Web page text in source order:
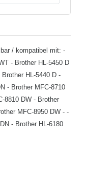
/ kompatibel mit: -
- Brother HL-5450 D
HL-5440 D -
- Brother MFC-8710
8810 DW - Brother
MFC-8950 DW - -
- Brother HL-6180